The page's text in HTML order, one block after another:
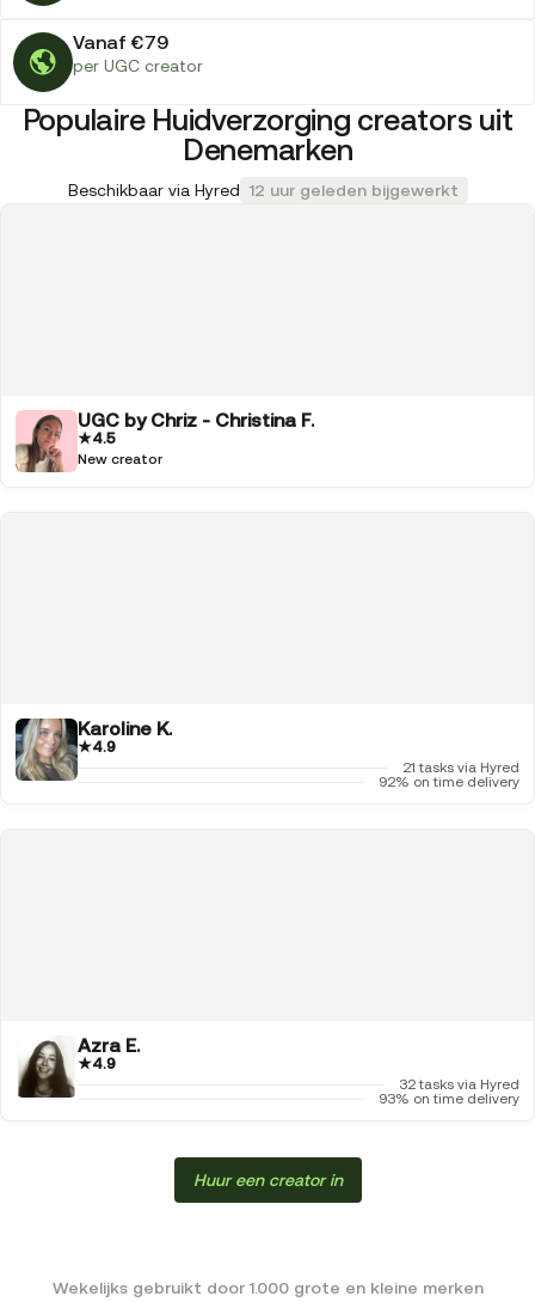
Vanaf €79
per UGC creator
Populaire Huidverzorging creators uit
Denemarken
Beschikbaar via Hyred 12 uur geleden bijgewerkt
UGC by Chriz - Christina F.
★4.5
New creator
Karoline K.
★4.9
21 tasks via Hyred
92% on time delivery
Azra E.
★4.9
32 tasks via Hyred
93% on time delivery
Huur een creator in
Wekelijks gebruikt door 1.000 grote en kleine merken